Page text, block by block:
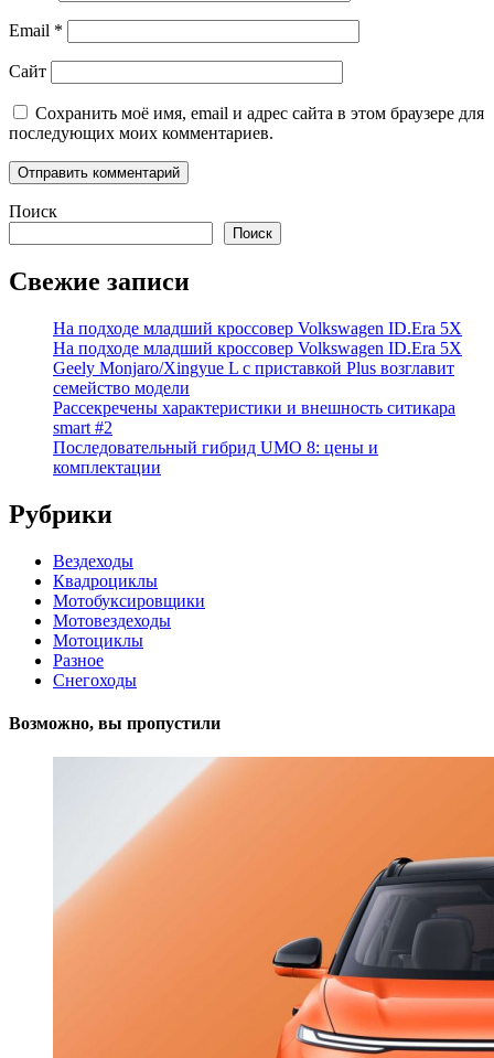
Email *
Сайт
Сохранить моё имя, email и адрес сайта в этом браузере для
последующих моих комментариев.
Поиск
Поиск
Свежие записи
На подходе младший кроссовер Volkswagen ID.Era 5X
На подходе младший кроссовер Volkswagen ID.Era 5X
Geely Monjaro/Xingyue L с приставкой Plus возглавит
семейство модели
Рассекречены характеристики и внешность ситикара
smart #2
Последовательный гибрид UMO 8: цены и
комплектации
Рубрики
Вездеходы
Квадроциклы
Мотобуксировщики
Мотовездеходы
Мотоциклы
Разное
Снегоходы
Возможно, вы пропустили